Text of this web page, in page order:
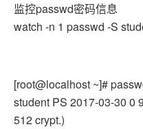
监控passwd密码信息
watch -n 1 passwd -S
[root@localhost ~]#
student PS 2017-03-30 0
512 crypt.)